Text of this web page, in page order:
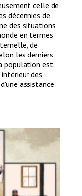
celle de
décennies de
des situations
en termes
de
les derniers
population est
des
assistance